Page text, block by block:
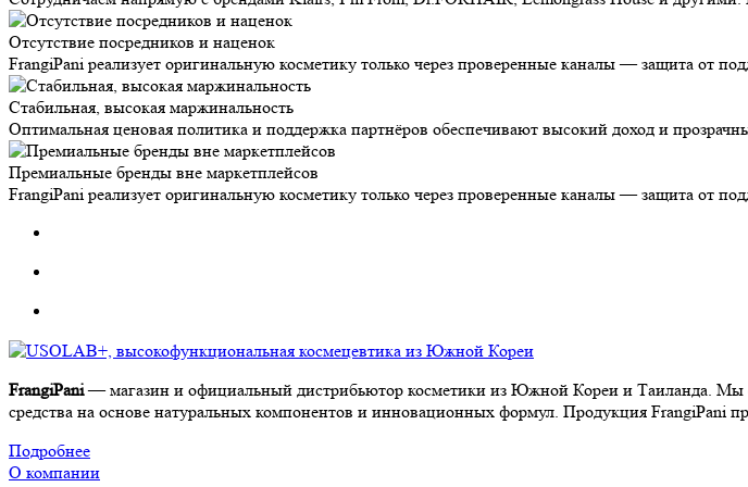
Отсутствие посредников и наценок
FrangiPani реализует оригинальную косметику только через проверенные каналы — защита от
Стабильная, высокая маржинальность
Оптимальная ценовая политика и поддержка партнёров обеспечивают высокий доход и
Премиальные бренды вне маркетплейсов
FrangiPani реализует оригинальную косметику только через проверенные каналы — защита от
FrangiPani— магазин и официальный дистрибьютор косметики из Южной Кореи и Таиланда. Мы
средства на основе натуральных компонентов и инновационных формул. Продукция FrangiPani
Подробнее
О компании